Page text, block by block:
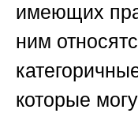
имеющих
ним
которые